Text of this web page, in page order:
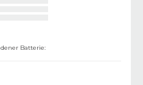
Batterie: